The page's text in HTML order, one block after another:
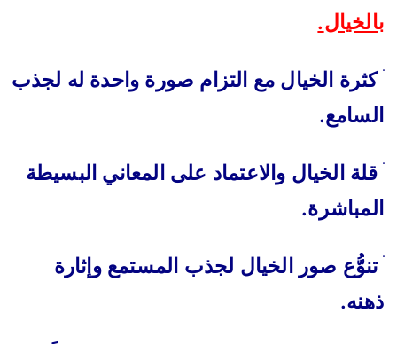
بالخيال.
كثرة الخيال مع التزام صورة واحدة له لجذب
السامع.
قلة الخيال والاعتماد على المعاني البسيطة
المباشرة.
تنوُّع صور الخيال لجذب المستمع وإثارة
ذهنه.